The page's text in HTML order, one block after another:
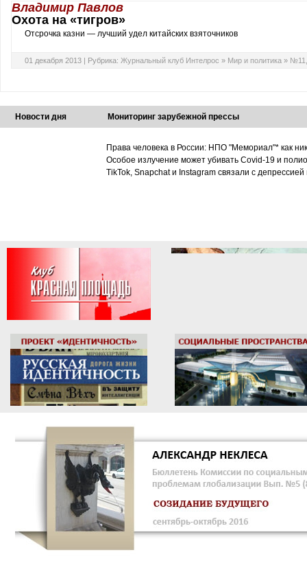
Владимир Павлов
Охота на «тигров»
Отсрочка казни — лучший удел китайских взяточников
01 декабря 2013 | Рубрика: Журнальный клуб Интелрос » Мир и политика »
Новости дня Мониторинг зарубежной прессы
Права человека в России: НПО "Мемориал"* как
Особое излучение может убивать Covid-19 и
TikTok, Snapchat и Instagram связали с